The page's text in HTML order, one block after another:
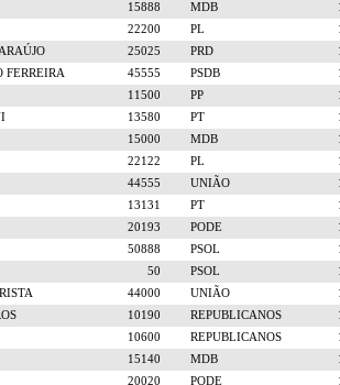
15888 MDB
22200 PL
25025 PRD
FERREIRA 45555 PSDB
11500 PP
13580 PT
15000 MDB
22122 PL
44555 UNIÃO
13131 PT
20193 PODE
50888 PSOL
50 PSOL
44000 UNIÃO
10190 REPUBLICANOS
10600 REPUBLICANOS
15140 MDB
20020 PODE